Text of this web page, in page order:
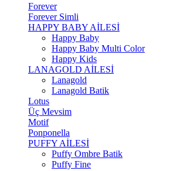
Forever
Forever Simli
HAPPY BABY AİLESİ
Happy Baby
Happy Baby Multi Color
Happy Kids
LANAGOLD AİLESİ
Lanagold
Lanagold Batik
Lotus
Üç Mevsim
Motif
Ponponella
PUFFY AİLESİ
Puffy Ombre Batik
Puffy Fine